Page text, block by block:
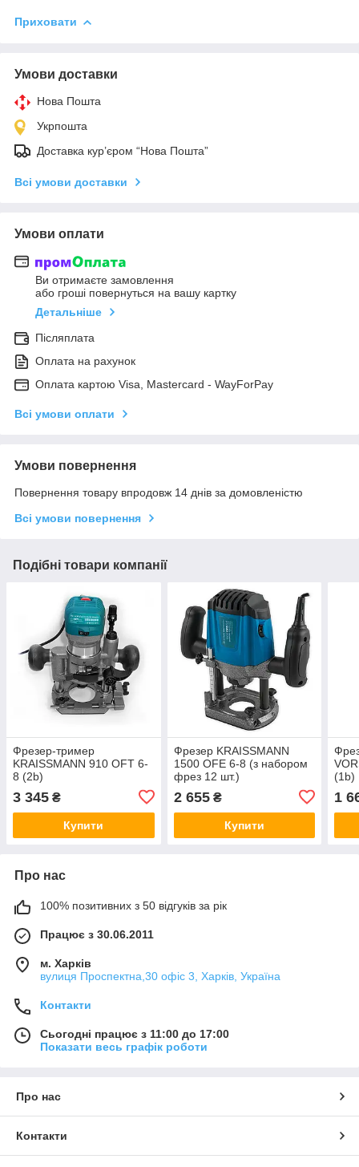
Приховати
Умови доставки
Нова Пошта
Укрпошта
Доставка кур’єром “Нова Пошта”
Всі умови доставки
Умови оплати
Ви отримаєте замовлення
або гроші повернуться на вашу картку
Детальніше
Післяплата
Оплата на рахунок
Оплата картою Visa, Mastercard - WayForPay
Всі умови оплати
Умови повернення
Повернення товару впродовж 14 днів за домовленістю
Всі умови повернення
Подібні товари компанії
Фрезер-тример
KRAISSMANN 910 OFT 6-
8 (2b)
3 345 ₴
Купити
Фрезер KRAISSMANN
1500 OFE 6-8 (з набором
фрез 12 шт.)
2 655₴
Купити
(1b)
1
Про нас
100% позитивних з 50 відгуків за рік
Працює з 30.06.2011
м. Харків
вулиця Проспектна,30 офіс 3, Харків, Україна
Контакти
Сьогодні працює з 11:00 до 17:00
Показати весь графік роботи
Про нас
Контакти